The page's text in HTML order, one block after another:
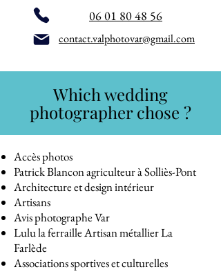
06 01 80 48 56
contact.valphotovar@gmail.com
Which wedding
photographer chose ?
Accès photos
Patrick Blancon agriculteur à Solliès-Pont
Architecture et design intérieur
Artisans
Avis photographe Var
Lulu la ferraille Artisan métallier La
Farlède
Associations sportives et culturelles